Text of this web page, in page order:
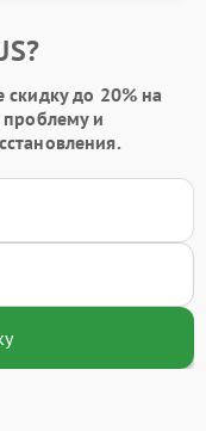
скидку до 20% на
и